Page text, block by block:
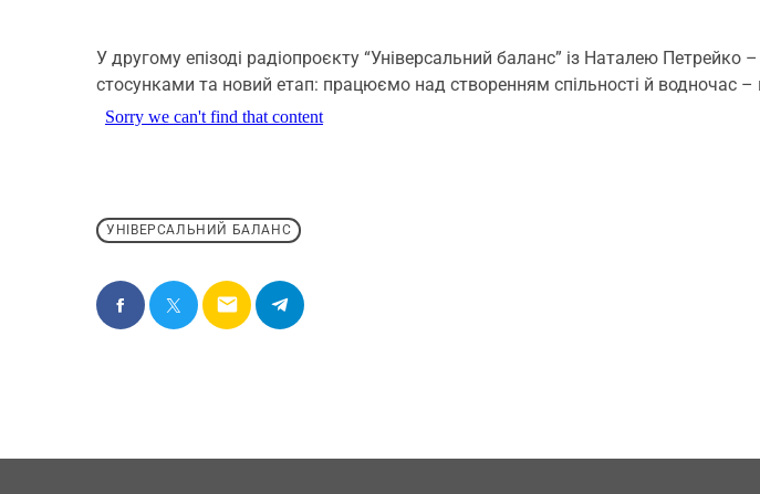
У другому епізоді радіопроєкту “Універсальний баланс” із Наталею
стосунками та новий етап: працюємо над створенням спільності й водночас
УНІВЕРСАЛЬНИЙ БАЛАНС
email